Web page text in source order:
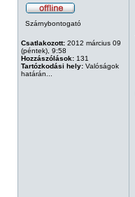
Szárnybontogató
Csatlakozott: 2012 március 09
(péntek), 9:58
Hozzászólások: 131
Tartózkodási hely: Valóságok
határán...